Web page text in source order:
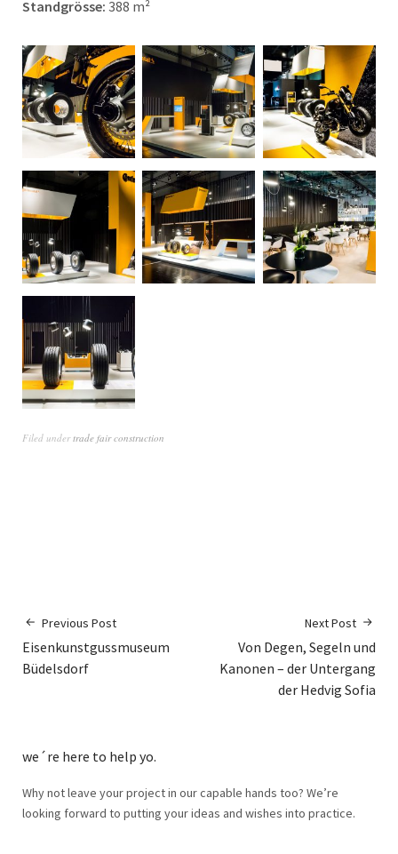
Standgrösse: 388 m²
Filed undertrade fair construction
Previous Post
Eisenkunstgussmuseum
Büdelsdorf
Next Post
Von Degen, Segeln und
Kanonen – der Untergang
der Hedvig Sofia
we´re here to help yo.
Why not leave your project in our capable hands too? We’re
looking forward to putting your ideas and wishes into practice.